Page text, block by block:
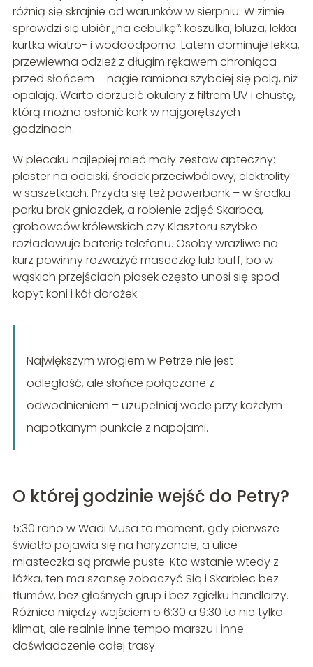
różnią się skrajnie od warunków w sierpniu. W zimie
sprawdzi się ubiór „na cebulkę”: koszulka, bluza, lekka
kurtka wiatro- i wodoodporna. Latem dominuje lekka,
przewiewna odzież z długim rękawem chroniąca
przed słońcem – nagie ramiona szybciej się palą, niż
opalają. Warto dorzucić okulary z filtrem UV i chustę,
którą można osłonić kark w najgorętszych
godzinach.
W plecaku najlepiej mieć mały zestaw apteczny:
plaster na odciski, środek przeciwbólowy, elektrolity
w saszetkach. Przyda się też powerbank – w środku
parku brak gniazdek, a robienie zdjęć Skarbca,
grobowców królewskich czy Klasztoru szybko
rozładowuje baterię telefonu. Osoby wrażliwe na
kurz powinny rozważyć maseczkę lub buff, bo w
wąskich przejściach piasek często unosi się spod
kopyt koni i kół dorożek.
Największym wrogiem w Petrze nie jest
odległość, ale słońce połączone z
odwodnieniem – uzupełniaj wodę przy każdym
napotkanym punkcie z napojami.
O której godzinie wejść do Petry?
5:30 rano w Wadi Musa to moment, gdy pierwsze
światło pojawia się na horyzoncie, a ulice
miasteczka są prawie puste. Kto wstanie wtedy z
łóżka, ten ma szansę zobaczyć Siq i Skarbiec bez
tłumów, bez głośnych grup i bez zgiełku handlarzy.
Różnica między wejściem o 6:30 a 9:30 to nie tylko
klimat, ale realnie inne tempo marszu i inne
doświadczenie całej trasy.